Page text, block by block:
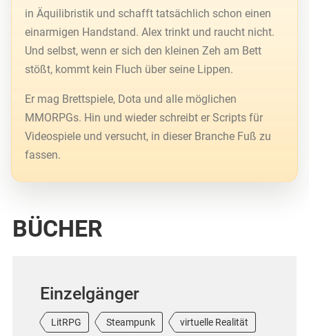
in Äquilibristik und schafft tatsächlich schon einen
einarmigen Handstand. Alex trinkt und raucht nicht.
Und selbst, wenn er sich den kleinen Zeh am Bett
stößt, kommt kein Fluch über seine Lippen.
Er mag Brettspiele, Dota und alle möglichen
MMORPGs. Hin und wieder schreibt er Scripts für
Videospiele und versucht, in dieser Branche Fuß zu
fassen.
BÜCHER
Einzelgänger
LitRPG Steampunk virtuelle Realität